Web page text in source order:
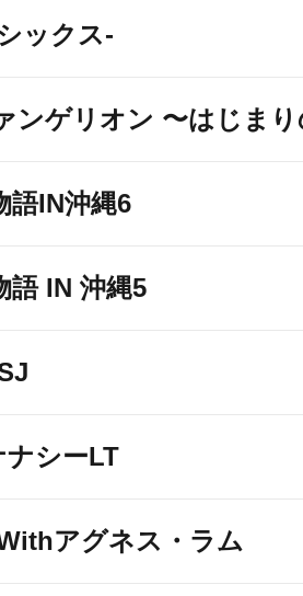
ックス-
ンゲリオン 〜はじま
語IN沖縄6
語 IN 沖縄5
シーLT
アグネス・ラム